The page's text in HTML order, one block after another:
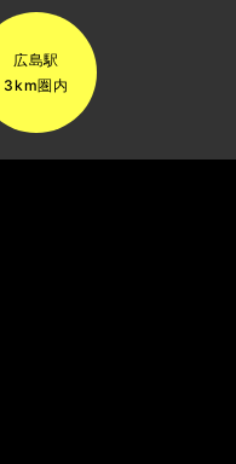
広島駅
3km圏内